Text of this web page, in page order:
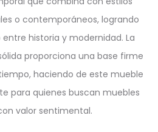
o contemporáneos, logrando
historia y modernidad. La
proporciona una base firme
haciendo de este mueble
para quienes buscan muebles
valor sentimental.